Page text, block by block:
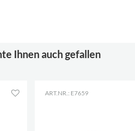
Ihnen auch gefallen
ART.NR.: E7659